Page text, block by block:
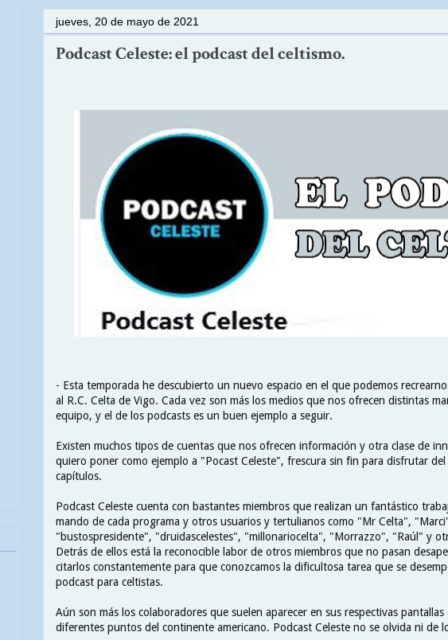
jueves, 20 de mayo de 2021
Podcast Celeste: el podcast del celtismo.
- Esta temporada he descubierto un nuevo espacio en el que podemos
al R.C. Celta de Vigo. Cada vez son más los medios que nos ofrecen distintas
equipo, y el de los podcasts es un buen ejemplo a seguir.
Existen muchos tipos de cuentas que nos ofrecen información y otra clase de
quiero poner como ejemplo a "Pocast Celeste", frescura sin fin para disfrutar
capítulos.
Podcast Celeste cuenta con bastantes miembros que realizan un fantástico
mando de cada programa y otros usuarios y tertulianos como "Mr Celta",
"bustospresidente", "druidascelestes", "millonariocelta", "Morrazzo", "Raúl" y
Detrás de ellos está la reconocible labor de otros miembros que no pasan
citarlos constantemente para que conozcamos la dificultosa tarea que se
podcast para celtistas.
Aún son más los colaboradores que suelen aparecer en sus respectivas
diferentes puntos del continente americano. Podcast Celeste no se olvida ni de